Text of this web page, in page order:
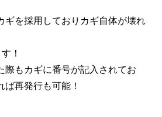
ギを採用しておりカギ自体が壊れ
！
際もカギに番号が記入されてお
ば再発行も可能！